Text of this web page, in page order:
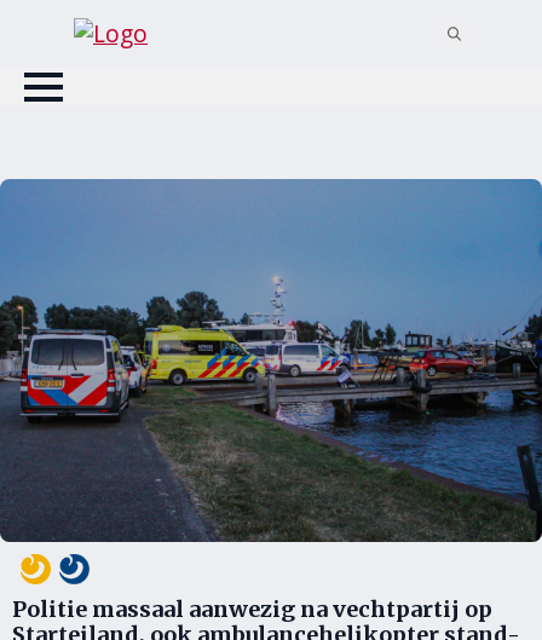
Politie massaal aanwezig na vechtpartij op